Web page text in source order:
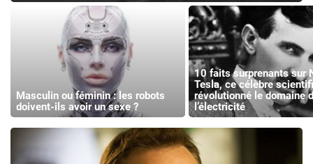
Masculin ou féminin : les robots
doivent-ils avoir un sexe ?
10 faits surprenants sur
Tesla, ce célèbre
révolutionné le domaine
l’électricité